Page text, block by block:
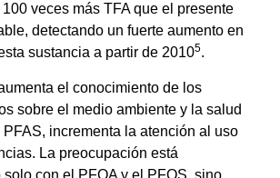
veces más TFA que el presente
detectando un fuerte aumento en
sustancia a partir de 20105.
el conocimiento de los
sobre el medio ambiente y la salud
PFAS, incrementa la atención al uso
La preocupación está
con el PFOA y el PFOS, sino